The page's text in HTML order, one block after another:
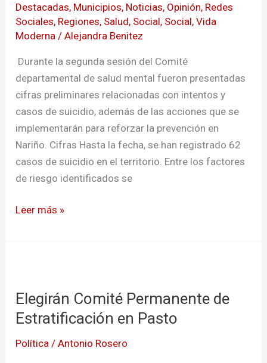
Destacadas, Municipios, Noticias, Opinión, Redes
Sociales, Regiones, Salud, Social, Social,Vida
Moderna /Alejandra Benitez
Durante la segunda sesión del Comité
departamental de salud mental fueron presentadas
cifras preliminares relacionadas con intentos y
casos de suicidio, además de las acciones que se
implementarán para reforzar la prevención en
Nariño. Cifras Hasta la fecha, se han registrado 62
casos de suicidio en el territorio. Entre los factores
de riesgo identificados se
van
62
de
suicidio
en
Nariño
Leer más »
Elegirán Comité Permanente de
Estratificación en Pasto
Política /Antonio Rosero
Permanente
de
en